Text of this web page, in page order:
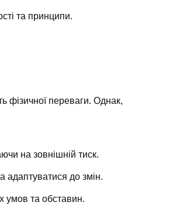
та принципи.
фізичної переваги. Однак,
на зовнішній тиск.
адаптуватися до змін.
умов та обставин.